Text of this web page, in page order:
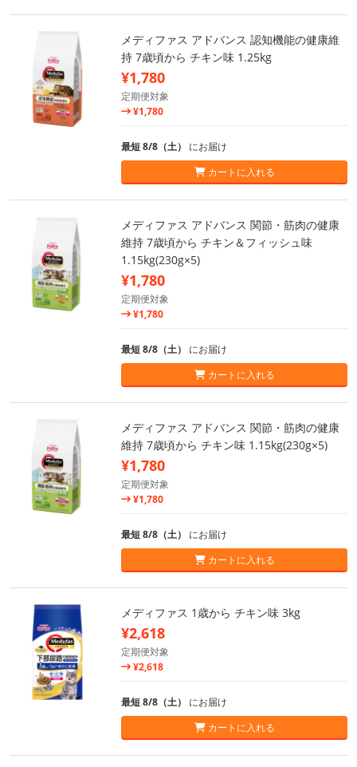
メディファス アドバンス 認知機能の健康維
持 7歳頃から チキン味 1.25kg
¥1,780
定期便対象
¥1,780
最短 8/8（土） にお届け
カートに入れる
メディファス アドバンス 関節・筋肉の健康
維持 7歳頃から チキン＆フィッシュ味
1.15kg(230g×5)
¥1,780
定期便対象
¥1,780
最短 8/8（土） にお届け
カートに入れる
メディファス アドバンス 関節・筋肉の健康
維持 7歳頃から チキン味 1.15kg(230g×5)
¥1,780
定期便対象
¥1,780
最短 8/8（土） にお届け
カートに入れる
メディファス 1歳から チキン味 3kg
¥2,618
定期便対象
¥2,618
最短 8/8（土） にお届け
カートに入れる